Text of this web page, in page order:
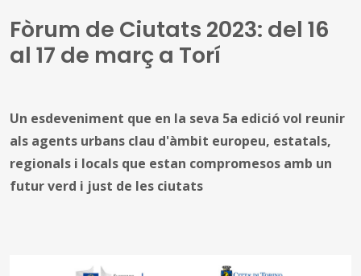
Fòrum de Ciutats 2023: del 16
al 17 de març a Torí
Un esdeveniment que en la seva 5a edició vol reunir
als agents urbans clau d'àmbit europeu, estatals,
regionals i locals que estan compromesos amb un
futur verd i just de les ciutats